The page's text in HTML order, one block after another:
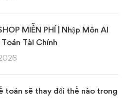
MIỄN PHÍ | Nhập Môn AI
Tài Chính
toán sẽ thay đổi thế nào trong